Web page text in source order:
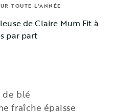
TOUTE L'ANNÉE
de Claire Mum Fit à
par part
de blé
fraîche épaisse